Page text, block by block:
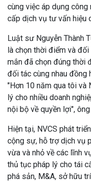
cùng việc áp dụng
cấp dịch vụ tư vấn hiệu
Luật sư Nguyễn Thành
là chọn thời điểm và đối
mắn đã chọn đúng thời
đối tác cùng nhau đồng
"Hơn 10 năm qua tôi và
lý cho nhiều doanh
nội bộ về quyền lợi", ông
Hiện tại, NVCS phát
cộng sự, hỗ trợ dịch vụ
vừa và nhỏ về các lĩnh
thủ tục pháp lý cho tái
phá sản, M&A, sở hữu